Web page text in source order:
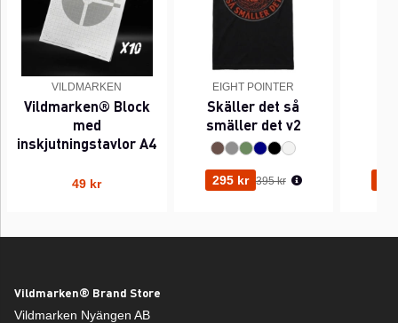
VILDMARKEN
Vildmarken® Block
med
inskjutningstavlor A4
49 kr
EIGHT POINTER
Skäller det så
smäller det v2
295 kr Ordinarie pris:
395 kr
Vildmarken® Brand Store
Vildmarken Nyängen AB